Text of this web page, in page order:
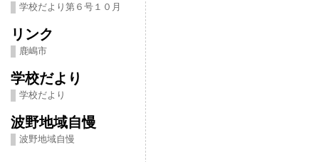
学校だより第６号１０月
リンク
鹿嶋市
学校だより
学校だより
波野地域自慢
波野地域自慢